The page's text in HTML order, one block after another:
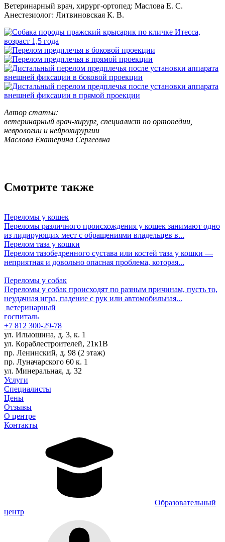
Ветеринарный врач, хирург-ортопед: Маслова Е. С.
Анестезиолог: Литвиновская К. В.
Автор статьи:
ветеринарный врач-хирург, специалист по ортопедии,
неврологии и нейрохирургии
Маслова Екатерина Сергеевна
Смотрите также
Переломы у кошек
Переломы различного происхождения у кошек занимают одно
из лидирующих мест с обращениями владельцев в...
Перелом таза у кошки
Перелом тазобедренного сустава или костей таза у кошки —
неприятная и довольно опасная проблема, которая...
Переломы у собак
Переломы у собак происходят по разным причинам, пусть то,
неудачная игра, падение с рук или автомобильная...
ветеринарный
госпиталь
+7 812 300-29-78
ул. Ильюшина, д. 3, к. 1
ул. Кораблестроителей, 21к1В
пр. Ленинский, д. 98 (2 этаж)
пр. Луначарского 60 к. 1
ул. Минеральная, д. 32
Услуги
Специалисты
Цены
Отзывы
О центре
Контакты
Образовательный
центр